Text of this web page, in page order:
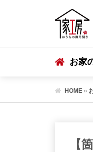
お家
HOME »
【